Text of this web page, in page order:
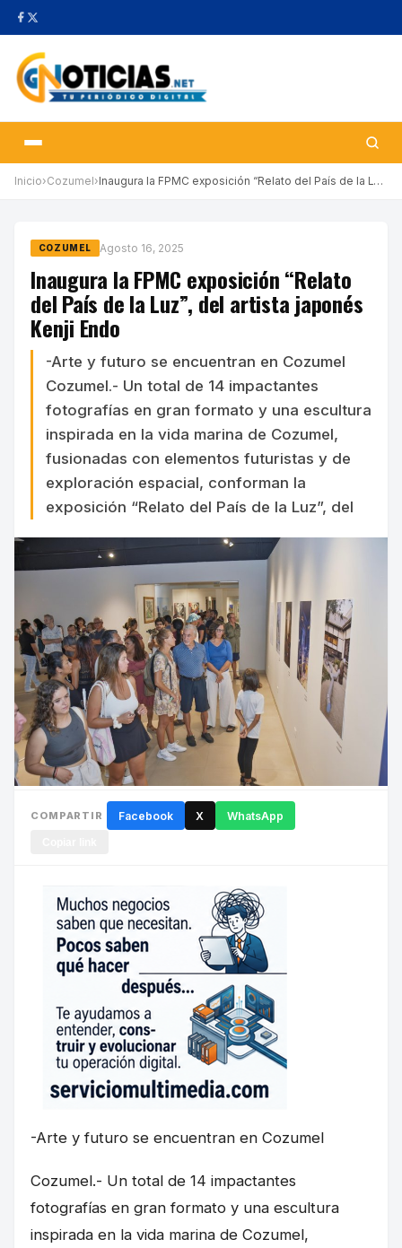
Inicio›Cozumel › Inaugura la FPMC exposición “Relato del País de la Luz”, del art…
COZUMEL Agosto 16, 2025
Inaugura la FPMC exposición “Relato
del País de la Luz”, del artista japonés
Kenji Endo
-Arte y futuro se encuentran en Cozumel
Cozumel.- Un total de 14 impactantes
fotografías en gran formato y una escultura
inspirada en la vida marina de Cozumel,
fusionadas con elementos futuristas y de
exploración espacial, conforman la
exposición “Relato del País de la Luz”, del
COMPARTIR Facebook X WhatsApp
-Arte y futuro se encuentran en Cozumel
Cozumel.- Un total de 14 impactantes
fotografías en gran formato y una escultura
inspirada en la vida marina de Cozumel,